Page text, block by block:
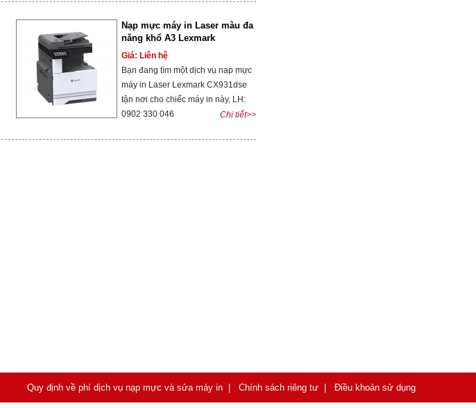
Nạp mực máy in Laser màu đa
năng khổ A3 Lexmark
CX931dse
Giá: Liên hệ
Bạn đang tìm một dịch vụ nạp mực
máy in Laser Lexmark CX931dse
tận nơi cho chiếc máy in này, LH:
0902 330 046
Chi tiết>>
Quy định về phí dịch vụ nạp mực và sửa máy in Chính sách riêng tư Điều khoản sử dụng